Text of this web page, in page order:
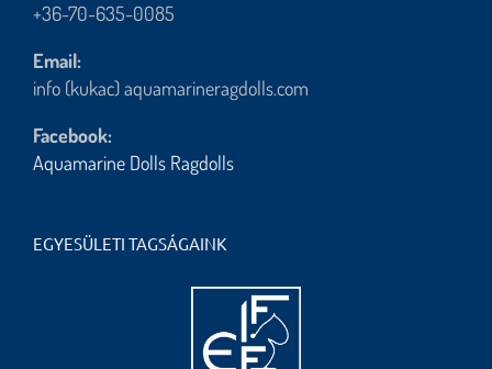
+36-70-635-0085
Email:
info (kukac) aquamarineragdolls.com
Facebook:
Aquamarine Dolls Ragdolls
EGYESÜLETI TAGSÁGAINK